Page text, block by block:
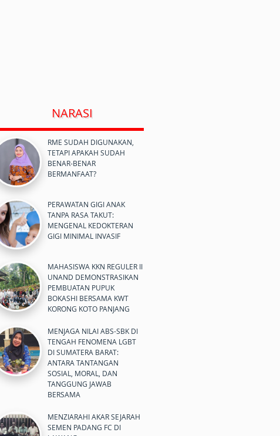
NARASI
RME SUDAH DIGUNAKAN,
TETAPI APAKAH SUDAH
BENAR-BENAR
BERMANFAAT?
PERAWATAN GIGI ANAK
TANPA RASA TAKUT:
MENGENAL KEDOKTERAN
GIGI MINIMAL INVASIF
MAHASISWA KKN REGULER II
UNAND DEMONSTRASIKAN
PEMBUATAN PUPUK
BOKASHI BERSAMA KWT
KORONG KOTO PANJANG
MENJAGA NILAI ABS-SBK DI
TENGAH FENOMENA LGBT
DI SUMATERA BARAT:
ANTARA TANTANGAN
SOSIAL, MORAL, DAN
TANGGUNG JAWAB
BERSAMA
MENZIARAHI AKAR SEJARAH
SEMEN PADANG FC DI